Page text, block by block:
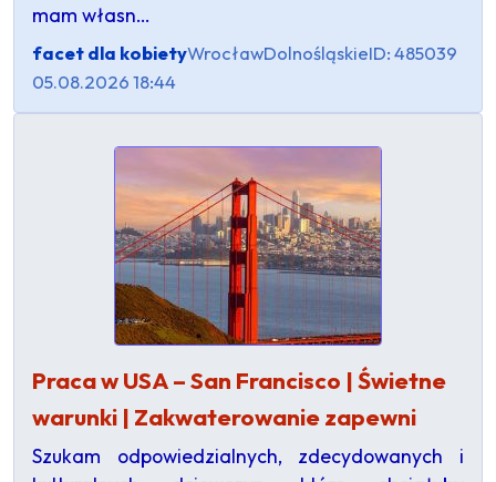
mam własn…
facet dla kobietyWrocławDolnośląskieID: 485039
05.08.2026 18:44
Praca w USA – San Francisco | Świetne
warunki | Zakwaterowanie zapewni
Szukam odpowiedzialnych, zdecydowanych i